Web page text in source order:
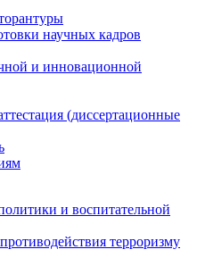
научных кадров
и инновационной
(диссертационные
и воспитательной
терроризму